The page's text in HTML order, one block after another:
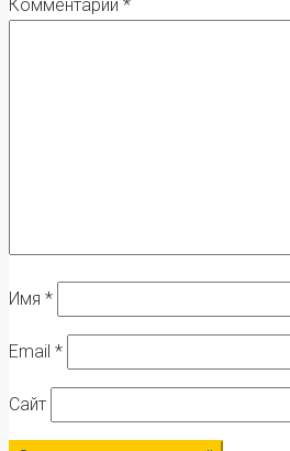
Комментарий *
Имя *
Email *
Сайт